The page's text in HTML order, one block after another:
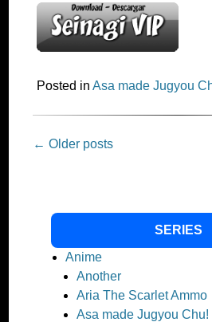
Posted inAsa made Jugyou
Post
← Older posts
SERIES
Anime
Another
Aria The Scarlet Ammo
Asa made Jugyou Chu!